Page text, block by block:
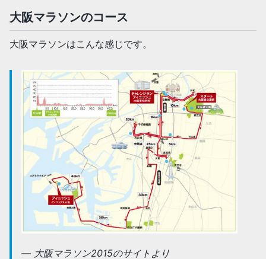
大阪マラソンのコース
大阪マラソンはこんな感じです。
大阪マラソン2015のサイトより